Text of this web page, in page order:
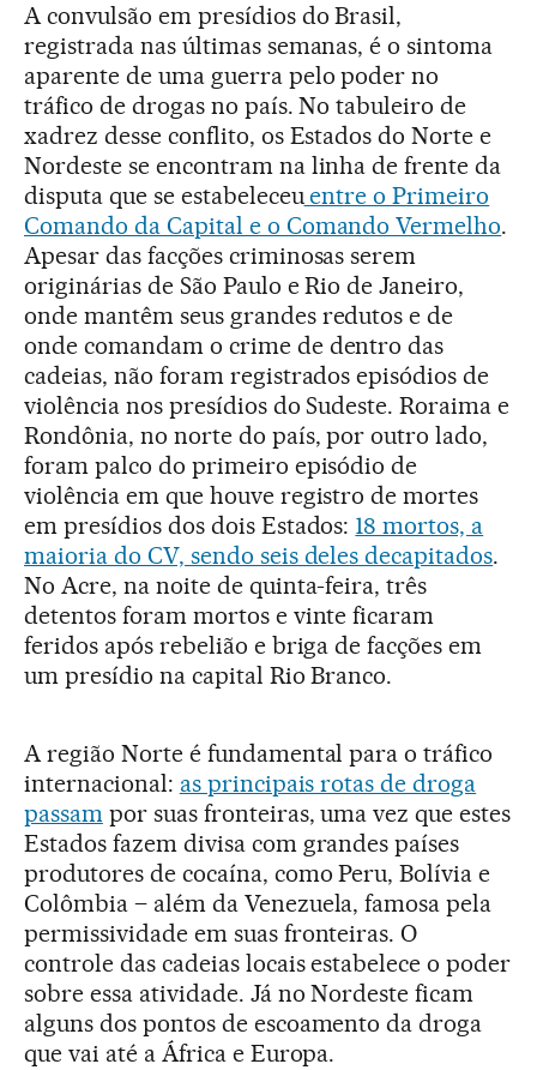
A convulsão em presídios do Brasil,
registrada nas últimas semanas, é o sintoma
aparente de uma guerra pelo poder no
tráfico de drogas no país. No tabuleiro de
xadrez desse conflito, os Estados do Norte e
Nordeste se encontram na linha de frente da
disputa que se estabeleceuentre o Primeiro
Comando da Capital e o Comando Vermelho.
Apesar das facções criminosas serem
originárias de São Paulo e Rio de Janeiro,
onde mantêm seus grandes redutos e de
onde comandam o crime de dentro das
cadeias, não foram registrados episódios de
violência nos presídios do Sudeste. Roraima e
Rondônia, no norte do país, por outro lado,
foram palco do primeiro episódio de
violência em que houve registro de mortes
em presídios dos dois Estados: 18 mortos, a
maioria do CV, sendo seis deles decapitados.
No Acre, na noite de quinta-feira, três
detentos foram mortos e vinte ficaram
feridos após rebelião e briga de facções em
um presídio na capital Rio Branco.
A região Norte é fundamental para o tráfico
internacional: as principais rotas de droga
passampor suas fronteiras, uma vez que estes
Estados fazem divisa com grandes países
produtores de cocaína, como Peru, Bolívia e
Colômbia – além da Venezuela, famosa pela
permissividade em suas fronteiras. O
controle das cadeias locais estabelece o poder
sobre essa atividade. Já no Nordeste ficam
alguns dos pontos de escoamento da droga
que vai até a África e Europa.